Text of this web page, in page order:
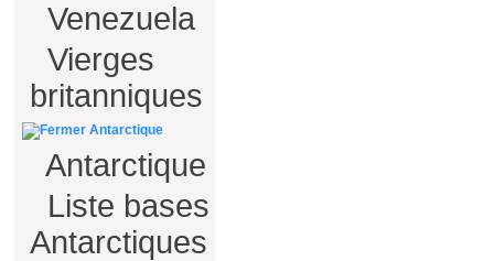
Venezuela
Vierges
britanniques
Antarctique
Antarctique
Liste bases
Antarctiques